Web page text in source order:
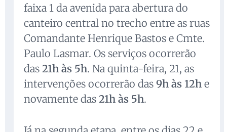
faixa 1 da avenida para abertura do
canteiro central no trecho entre as ruas
Comandante Henrique Bastos e Cmte.
Paulo Lasmar. Os serviços ocorrerão
das 21h às 5h. Na quinta-feira, 21, as
intervenções ocorrerão das 9h às 12h e
novamente das 21h às 5h.